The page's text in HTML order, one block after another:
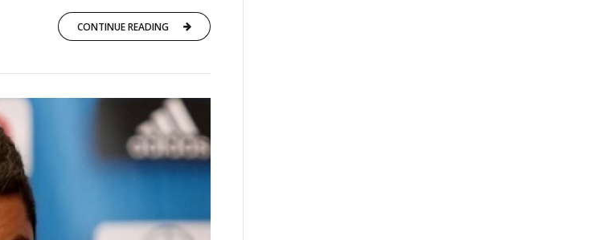
CONTINUE READING